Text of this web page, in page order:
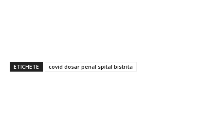
ETICHETE covid dosar penal spital bistrita